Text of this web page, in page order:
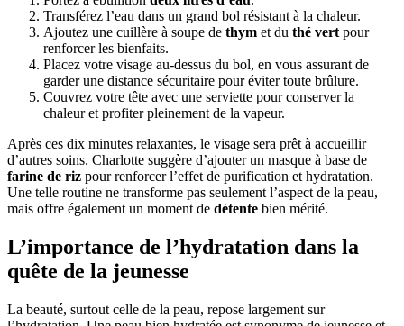
Transférez l’eau dans un grand bol résistant à la chaleur.
Ajoutez une cuillère à soupe de thym et du thé vert pour
renforcer les bienfaits.
Placez votre visage au-dessus du bol, en vous assurant de
garder une distance sécuritaire pour éviter toute brûlure.
Couvrez votre tête avec une serviette pour conserver la
chaleur et profiter pleinement de la vapeur.
Après ces dix minutes relaxantes, le visage sera prêt à accueillir
d’autres soins. Charlotte suggère d’ajouter un masque à base de
farine de riz pour renforcer l’effet de purification et hydratation.
Une telle routine ne transforme pas seulement l’aspect de la peau,
mais offre également un moment de détente bien mérité.
L’importance de l’hydratation dans la
quête de la jeunesse
La beauté, surtout celle de la peau, repose largement sur